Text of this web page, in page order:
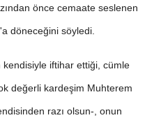
önce cemaate seslenen
döneceğini söyledi.
iftihar ettiği, cümle
değerli kardeşim Muhterem
razı olsun-, onun